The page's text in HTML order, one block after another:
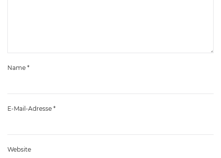
Name *
E-Mail-Adresse *
Website